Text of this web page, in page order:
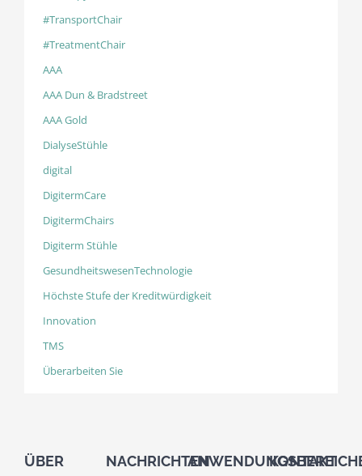
#TransportChair
#TreatmentChair
AAA
AAA Dun & Bradstreet
AAA Gold
DialyseStühle
digital
DigitermCare
DigitermChairs
Digiterm Stühle
GesundheitswesenTechnologie
Höchste Stufe der Kreditwürdigkeit
Innovation
TMS
Überarbeiten Sie
ÜBER
NACHRICHTEN
KONTAKT